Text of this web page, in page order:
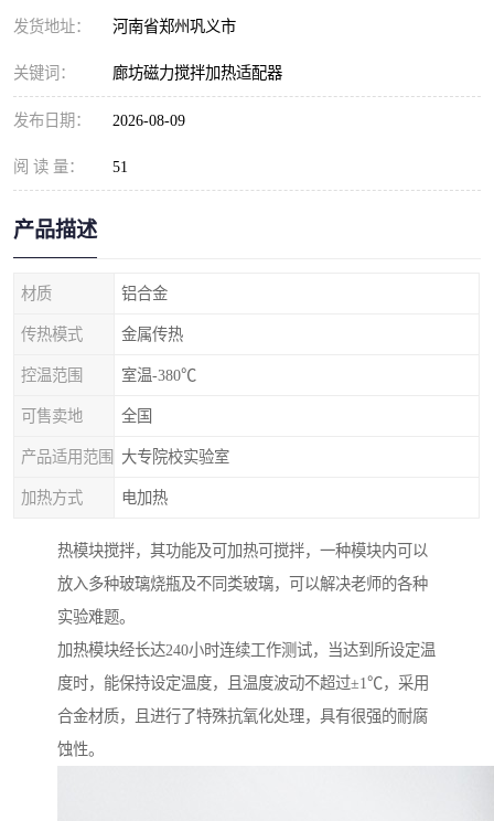
发货地址： 河南省郑州巩义市
关键词： 廊坊磁力搅拌加热适配器
发布日期： 2026-08-09
阅 读 量： 51
产品描述
材质 铝合金
传热模式 金属传热
控温范围 室温-380℃
可售卖地 全国
产品适用范围 大专院校实验室
加热方式 电加热
热模块搅拌，其功能及可加热可搅拌，一种模块内可以
放入多种玻璃烧瓶及不同类玻璃，可以解决老师的各种
实验难题。
加热模块经长达240小时连续工作测试，当达到所设定温
度时，能保持设定温度，且温度波动不超过±1℃，采用
合金材质，且进行了特殊抗氧化处理，具有很强的耐腐
蚀性。